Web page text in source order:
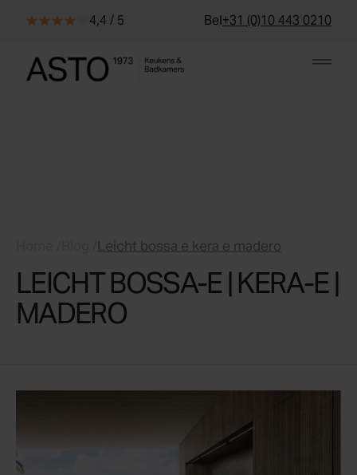
4,4 / 5 Bel+31 (0)10 443 0210
Leicht bossa e kera e madero
LEICHT BOSSA-E | KERA-E |
MADERO